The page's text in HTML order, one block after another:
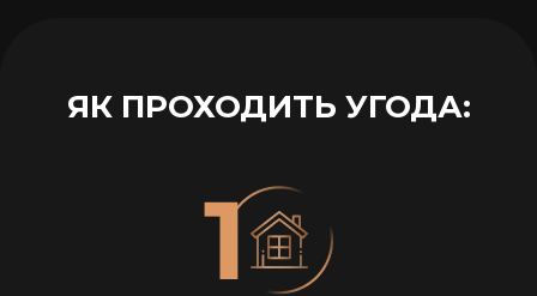
ЯК ПРОХОДИТЬ УГОДА: